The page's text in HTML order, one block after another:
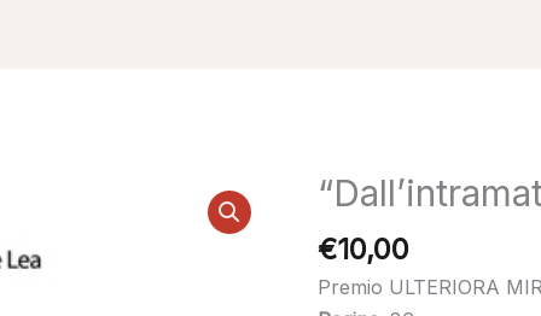
€10,00
Premio ULTERIORA